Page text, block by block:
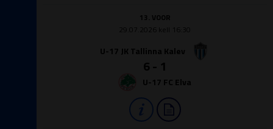
13. VOOR
29.07.2026 kell 16:30
U-17 JK Tallinna Kalev
6 - 1
U-17 FC Elva